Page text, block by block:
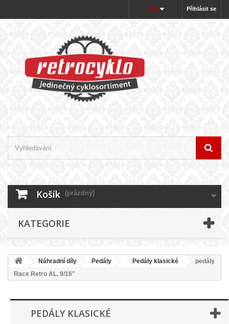
Přihlásit se
CZK
Košík (prázdný)
KATEGORIE
Náhradní díly Pedály Pedály klasické
pedály
Race Retro AL, 9/16"
PEDÁLY KLASICKÉ